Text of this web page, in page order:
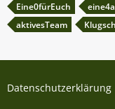
Eine0fürEuch
aktivesTeam
Datenschutzerklärung